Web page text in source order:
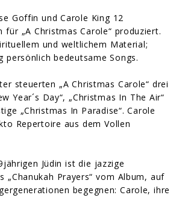
Goffin und Carole King 12
für „A Christmas Carole“ produziert.
und weltlichem Material;
persönlich bedeutsame Songs.
steuerten „A Christmas Carole“ drei
Year´s Day“, „Christmas In The Air“
„Christmas In Paradise“. Carole
Repertoire aus dem Vollen
Jüdin ist die jazzige
„Chanukah Prayers“ vom Album, auf
begegnen: Carole, ihre